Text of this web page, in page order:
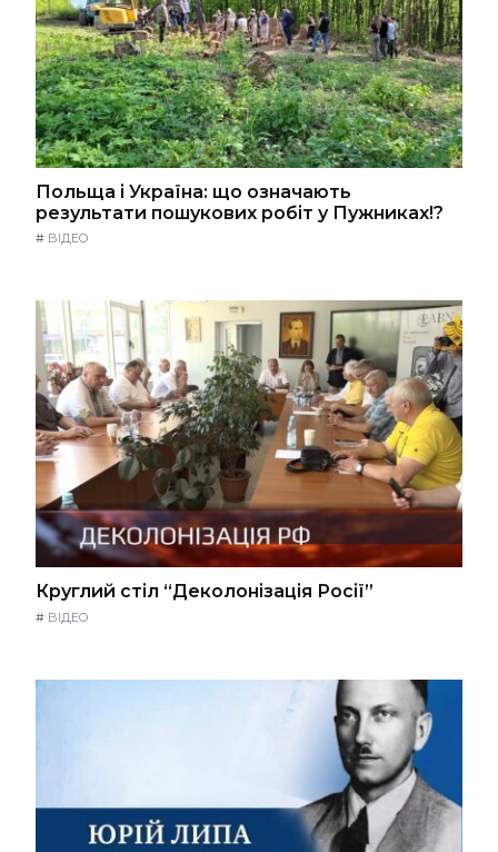
Польща і Україна: що означають
результати пошукових робіт у Пужниках!?
# ВІДЕО
Круглий стіл “Деколонізація Росії”
# ВІДЕО